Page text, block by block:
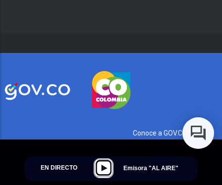
EN DIRECTO Emisora "AL AIRE"
Conoce a GOV.CO aquí